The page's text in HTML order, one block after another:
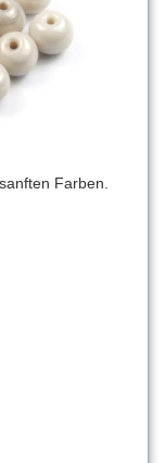
Farben.